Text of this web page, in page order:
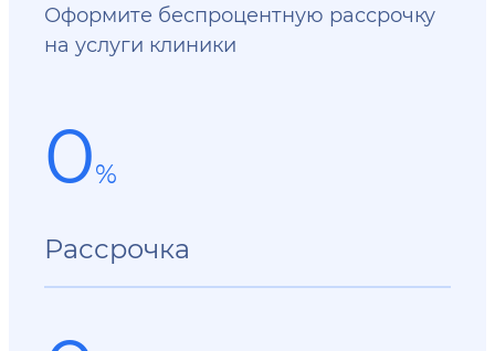
Оформите беспроцентную рассрочку
на услуги клиники
0%
Рассрочка